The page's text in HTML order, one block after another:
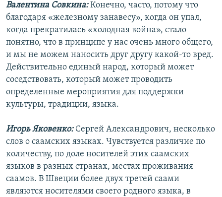
Валентина Совкина:Конечно, часто, потому что
благодаря «железному занавесу», когда он упал,
когда прекратилась «холодная война», стало
понятно, что в принципе у нас очень много общего,
и мы не можем наносить друг другу какой-то вред.
Действительно единый народ, который может
соседствовать, который может проводить
определенные мероприятия для поддержки
культуры, традиции, языка.
Игорь Яковенко:Сергей Александрович, несколько
слов о саамских языках. Чувствуется различие по
количеству, по доле носителей этих саамских
языков в разных странах, местах проживания
саамов. В Швеции более двух третей саами
являются носителями своего родного языка, в